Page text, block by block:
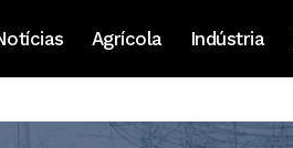
Agrícola Indústria